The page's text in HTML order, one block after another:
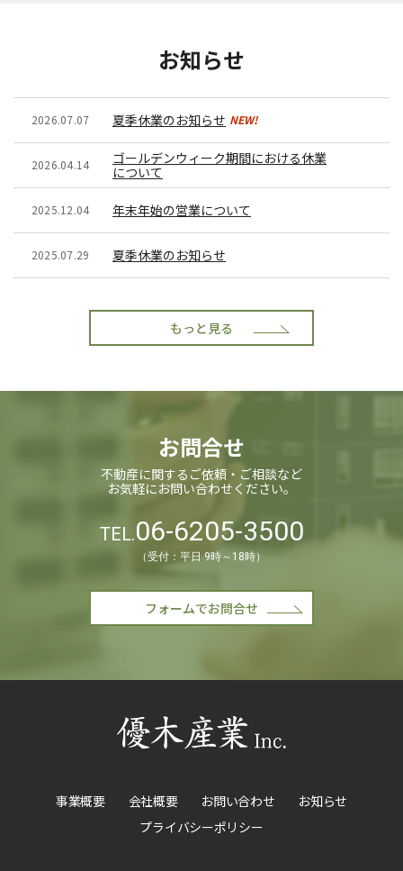
お知らせ
2026.07.07 夏季休業のお知らせ
2026.04.14
ゴールデンウィーク期間における休業
について
2025.12.04 年末年始の営業について
2025.07.29 夏季休業のお知らせ
もっと見る
お問合せ
不動産に関するご依頼・ご相談など
お気軽にお問い合わせください。
TEL.06-6205-3500
（受付：平日 9時～18時）
フォームでお問合せ
事業概要 会社概要 お問い合わせ
お知らせ
プライバシーポリシー